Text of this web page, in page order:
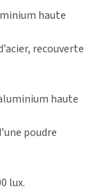
haute
recouverte
haute
poudre
lux.